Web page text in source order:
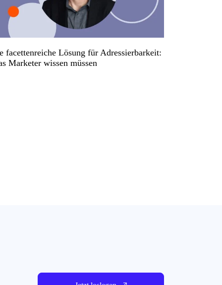
facettenreiche Lösung für Adressierbarkeit:
Marketer wissen müssen